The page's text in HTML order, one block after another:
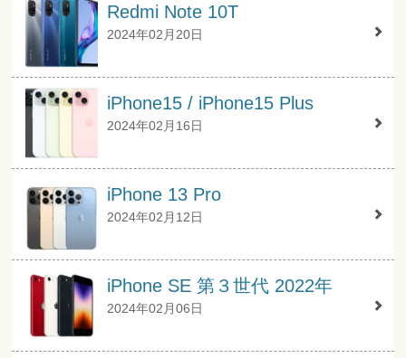
Redmi Note 10T
2024年02月20日
iPhone15 / iPhone15 Plus
2024年02月16日
iPhone 13 Pro
2024年02月12日
iPhone SE 第３世代 2022年
2024年02月06日